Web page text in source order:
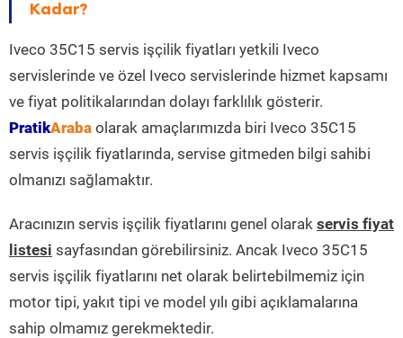
Kadar?
Iveco 35C15 servis işçilik fiyatları yetkili Iveco
servislerinde ve özel Iveco servislerinde hizmet kapsamı
ve fiyat politikalarından dolayı farklılık gösterir.
PratikAraba olarak amaçlarımızda biri Iveco 35C15
servis işçilik fiyatlarında, servise gitmeden bilgi sahibi
olmanızı sağlamaktır.
Aracınızın servis işçilik fiyatlarını genel olarak servis fiyat
listesi sayfasından görebilirsiniz. Ancak Iveco 35C15
servis işçilik fiyatlarını net olarak belirtebilmemiz için
motor tipi, yakıt tipi ve model yılı gibi açıklamalarına
sahip olmamız gerekmektedir.